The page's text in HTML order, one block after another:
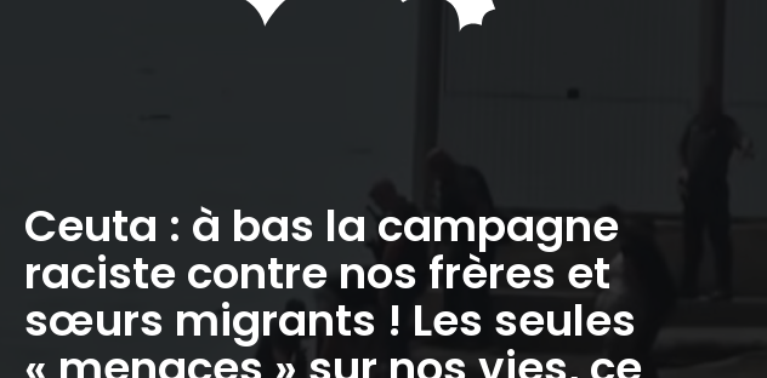
Ceuta : à bas la campagne
raciste contre nos frères et
sœurs migrants ! Les seules